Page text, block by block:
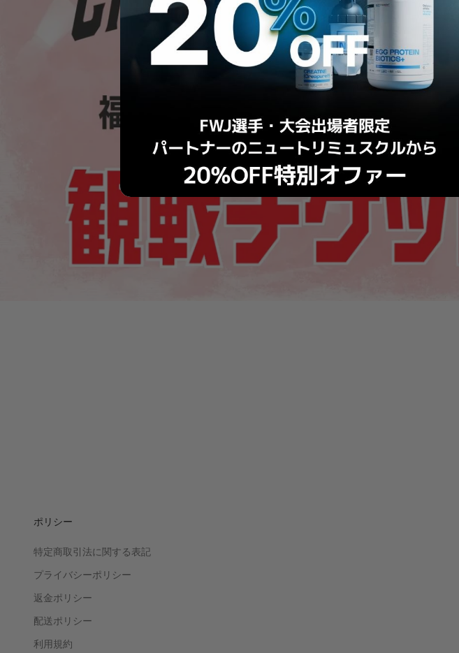
ポリシー
特定商取引法に関する表記
プライバシーポリシー
返金ポリシー
配送ポリシー
利用規約